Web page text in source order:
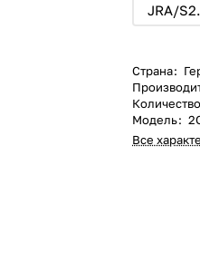
JRA/
Страна:
Модель:
Все